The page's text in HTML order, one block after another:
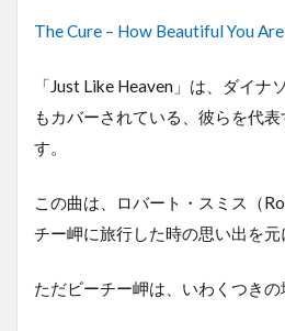
The Cure – How Beautiful You Are
「Just Like Heaven」は、ダイナ
もカバーされている、彼らを代
す。
この曲は、ロバート・スミス（
チー岬に旅行した時の思い出を元
ただビーチー岬は、いわくつきの